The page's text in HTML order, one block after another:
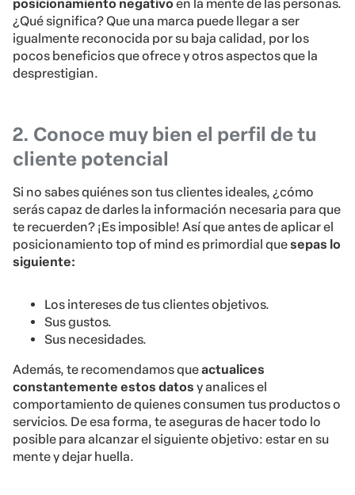
posicionamiento negativo en la mente de las personas.
¿Qué significa? Que una marca puede llegar a ser
igualmente reconocida por su baja calidad, por los
pocos beneficios que ofrece y otros aspectos que la
desprestigian.
2. Conoce muy bien el perfil de tu
cliente potencial
Si no sabes quiénes son tus clientes ideales, ¿cómo
serás capaz de darles la información necesaria para que
te recuerden? ¡Es imposible! Así que antes de aplicar el
posicionamiento top of mind es primordial quesepas lo
siguiente:
Los intereses de tus clientes objetivos.
Sus gustos.
Sus necesidades.
Además, te recomendamos queactualices
constantemente estos datos y analices el
comportamiento de quienes consumen tus productos o
servicios. De esa forma, te aseguras de hacer todo lo
posible para alcanzar el siguiente objetivo: estar en su
mente y dejar huella.